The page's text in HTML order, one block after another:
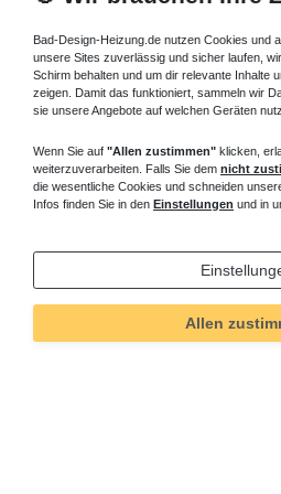
Technisches
Wert
Bad-Design-Heizung.de nutzen Cookies und
unsere Sites zuverlässig und sicher laufen,
Schirm behalten und um dir relevante Inhalte
zeigen. Damit das funktioniert, sammeln wir
sie unsere Angebote auf welchen Geräten
Wenn Sie auf "Allen zustimmen" klicken,
weiterzuverarbeiten. Falls Sie dem nicht
die wesentliche Cookies und schneiden
Infos finden Sie in den Einstellungen und in
Allen